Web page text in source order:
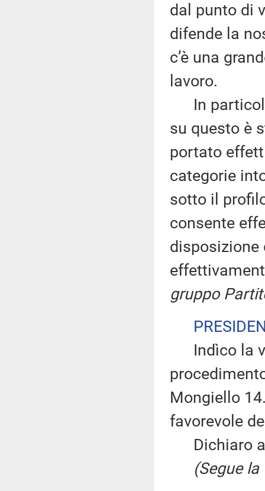
dal punto di
difende la
c’è una
lavoro.
In
su questo è
portato
categorie
sotto il
consente
disposizione
gruppo
Indìco la
Mongiello
favorevole
Dichiaro
(Segue la